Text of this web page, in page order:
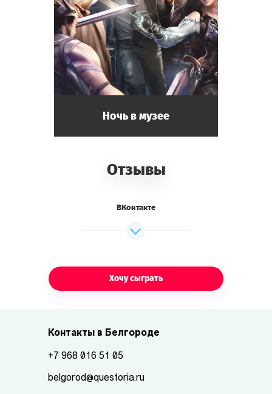
Ночь в музее
Отзывы
ВКонтакте
Хочу сыграть
Контакты в Белгороде
+7 968 016 51 05
belgorod@questoria.ru